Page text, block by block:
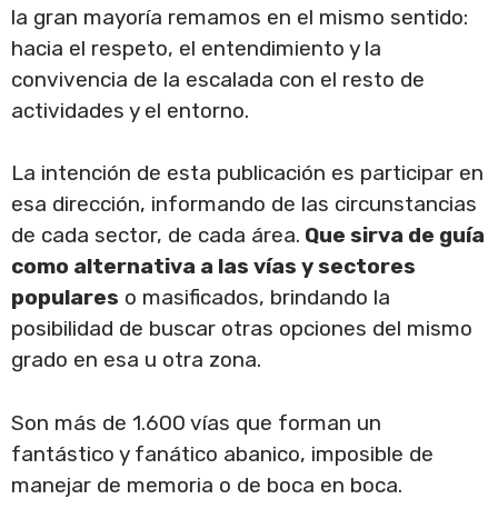
la gran mayoría remamos en el mismo sentido:
hacia el respeto, el entendimiento y la
convivencia de la escalada con el resto de
actividades y el entorno.
La intención de esta publicación es participar en
esa dirección, informando de las circunstancias
de cada sector, de cada área. Que sirva de guía
como alternativa a las vías y sectores
populares o masificados, brindando la
posibilidad de buscar otras opciones del mismo
grado en esa u otra zona.
Son más de 1.600 vías que forman un
fantástico y fanático abanico, imposible de
manejar de memoria o de boca en boca.